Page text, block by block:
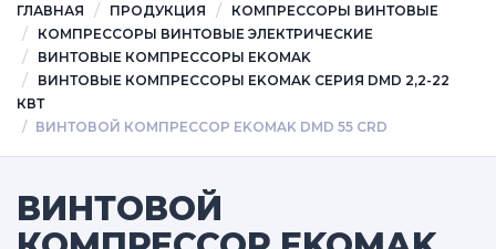
ГЛАВНАЯ ПРОДУКЦИЯ
КОМПРЕССОРЫ ВИНТОВЫЕ
КОМПРЕССОРЫ ВИНТОВЫЕ ЭЛЕКТРИЧЕСКИЕ
ВИНТОВЫЕ КОМПРЕССОРЫ EKOMAK
ВИНТОВЫЕ КОМПРЕССОРЫ EKOMAK CЕРИЯ DMD 2,2-22
КВТ
ВИНТОВОЙ КОМПРЕССОР EKOMAK DMD 55 CRD
ВИНТОВОЙ